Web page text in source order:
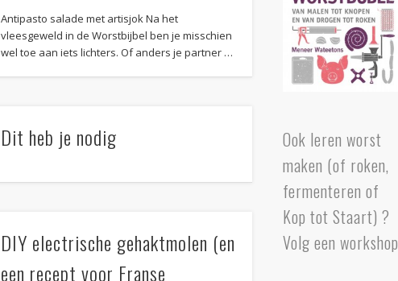
Antipasto salade met artisjok Na het
vleesgeweld in de Worstbijbel ben je misschien
wel toe aan iets lichters. Of anders je partner …
Dit heb je nodig
DIY electrische gehaktmolen (en
een recept voor Franse
Ook leren worst
maken (of roken,
fermenteren of
Kop tot Staart) ?
Volg een workshop